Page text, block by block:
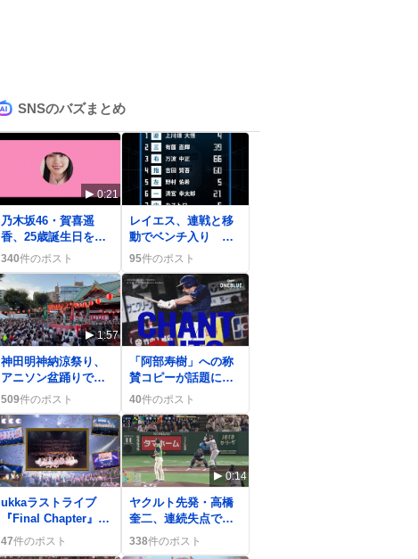
SNSのバズまとめ
0:21
乃木坂46・賀喜遥
香、25歳誕生日をバ
ースデーライブと生
誕祭で祝福
340件のポスト
レイエス、連戦と移
動でベンチ入り フ
ァイターズの大胆采
配にファン歓喜
95件のポスト
1:57
神田明神納涼祭り、
アニソン盆踊りで熱
狂！青山なぎさやう
いだがーが大盛り上
げ
509件のポスト
「阿部寿樹」への称
賛コピーが話題に
「あとひとり、だが
阿部寿樹」が「かっ
こよすぎる」と絶賛
40件のポスト
ukkaラストライブ
『Final Chapter』全
編公開、ファンは
「神ライブだ」や
47件のポスト
0:14
ヤクルト先発・高橋
奎二、連続失点で交
代続出 リリーフ転
向議論も沸騰
338件のポスト